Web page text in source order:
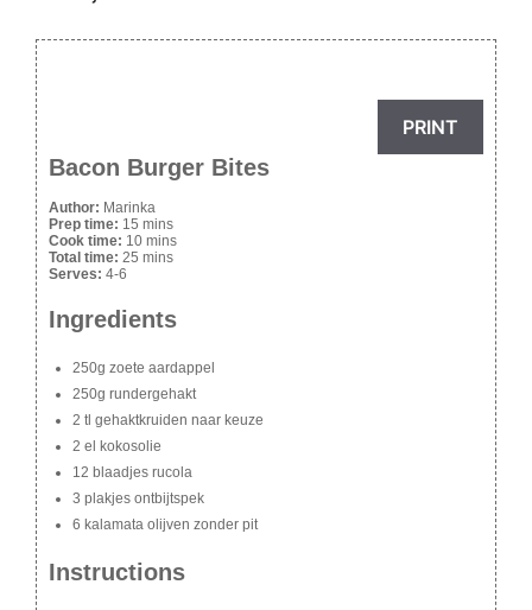
PRINT
Bacon Burger Bites
Author: Marinka
Prep time: 15 mins
Cook time: 10 mins
Total time: 25 mins
Serves: 4-6
Ingredients
250g zoete aardappel
250g rundergehakt
2 tl gehaktkruiden naar keuze
2 el kokosolie
12 blaadjes rucola
3 plakjes ontbijtspek
6 kalamata olijven zonder pit
Instructions